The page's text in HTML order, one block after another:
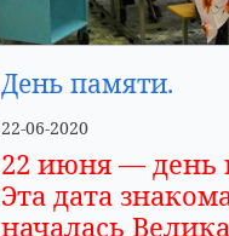
День памяти.
22-06-2020
22 июня — день
Эта дата
началась